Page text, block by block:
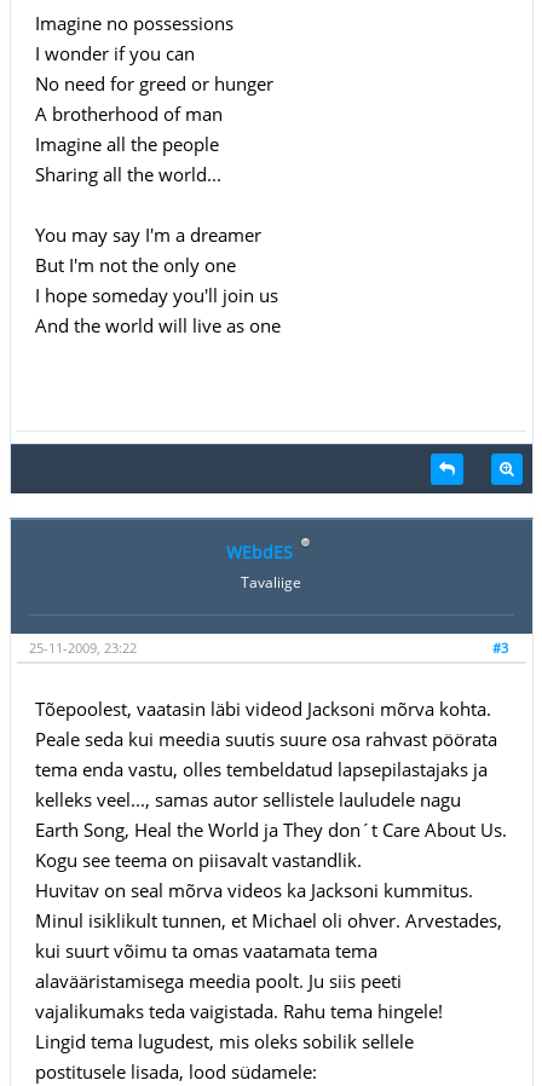
Imagine no possessions
I wonder if you can
No need for greed or hunger
A brotherhood of man
Imagine all the people
Sharing all the world...
You may say I'm a dreamer
But I'm not the only one
I hope someday you'll join us
And the world will live as one
WEbdES
Tavaliige
#3
25-11-2009, 23:22
Tõepoolest, vaatasin läbi videod Jacksoni mõrva kohta.
Peale seda kui meedia suutis suure osa rahvast pöörata
tema enda vastu, olles tembeldatud lapsepilastajaks ja
kelleks veel..., samas autor sellistele lauludele nagu
Earth Song, Heal the World ja They don´t Care About Us.
Kogu see teema on piisavalt vastandlik.
Huvitav on seal mõrva videos ka Jacksoni kummitus.
Minul isiklikult tunnen, et Michael oli ohver. Arvestades,
kui suurt võimu ta omas vaatamata tema
alavääristamisega meedia poolt. Ju siis peeti
vajalikumaks teda vaigistada. Rahu tema hingele!
Lingid tema lugudest, mis oleks sobilik sellele
postitusele lisada, lood südamele: